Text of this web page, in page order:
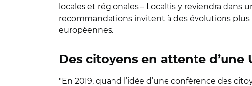
locales et régionales – Localtis y reviendra
recommandations invitent à des évolutions
européennes.
Des citoyens en attente d’une
"En 2019, quand l’idée d’une conférence des